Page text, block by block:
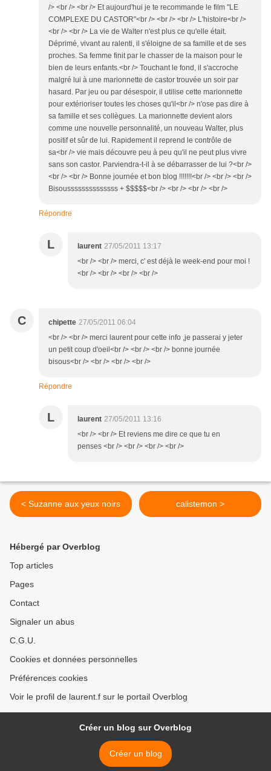
/> <br /> <br /> Et aujourd'hui je te recommande le film "LE
COMPLEXE DU CASTOR"<br /> <br /> <br /> L'histoire<br />
<br /> <br /> La vie de Walter n'est plus ce qu'elle était.
Déprimé, vivant au ralenti, il s'éloigne de sa famille et de ses
proches. Sa femme finit par le chasser de la maison pour le
bien de leurs enfants.<br /> Touchant le fond, il s'accroche
malgré lui à une marionnette de castor trouvée un soir par
hasard. Par jeu ou par désespoir, il utilise cette marionnette
pour extérioriser toutes les choses qu'il<br /> n'ose pas dire à
sa famille et ses collègues. La marionnette devient alors
comme une nouvelle personnalité, un nouveau Walter, plus
positif et sûr de lui. Rapidement il reprend le contrôle de
sa<br /> vie mais découvre peu à peu qu'il ne peut plus vivre
sans son castor. Parviendra-t-il à se débarrasser de lui ?<br />
<br /> <br /> Bonne journée et bon blog !!!!!!!<br /> <br /> <br />
Bisoussssssssssssss + $$$$$<br /> <br /> <br /> <br />
Répondre
L laurent 27/05/2011 13:17
<br /> <br /> merci, c' est déjà le week-end pour moi !
<br /> <br /> <br /> <br />
C chipette 27/05/2011 06:04
<br /> <br /> merci laurent pour cette info ,je passerai y jeter
un petit coup d'oeil<br /> <br /> <br /> bonne journée
bisous<br /> <br /> <br /> <br />
Répondre
L laurent 27/05/2011 13:16
<br /> <br /> Et reviens me dire ce que tu en
penses <br /> <br /> <br /> <br />
< Suzanne aux yeux noirs calistemon >
Hébergé par Overblog
Top articles
Pages
Contact
Signaler un abus
C.G.U.
Cookies et données personnelles
Préférences cookies
Voir le profil de laurent.f sur le portail Overblog
Créer un blog sur Overblog
Créer un blog